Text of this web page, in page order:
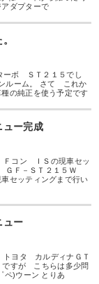
ダプターで
ボ ＳＴ２１５でし
ルーム。 さて これか
の純正を使う予定です
ー完成
コン ＩＳの現車セッ
Ｆ－ＳＴ２１５Ｗ
セッティングまで行い
ュー
トヨタ カルディナＧＴ
すが こちらは多少問
ペ)ウーン とりあ